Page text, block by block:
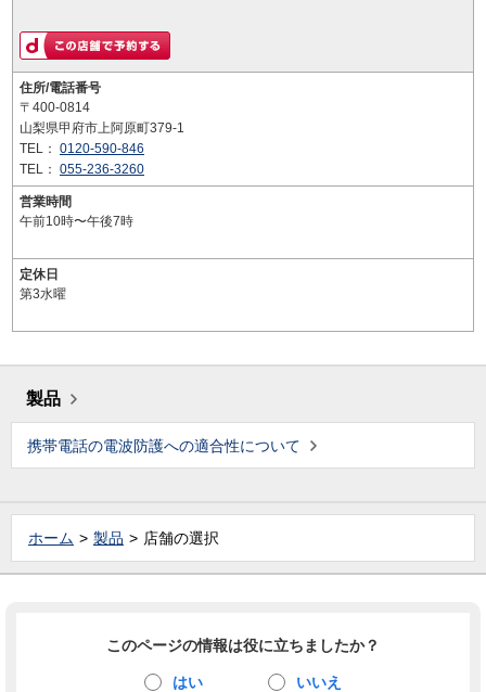
住所/電話番号
〒400-0814
山梨県甲府市上阿原町379-1
TEL： 0120-590-846
TEL： 055-236-3260
営業時間
午前10時〜午後7時
定休日
第3水曜
製品
携帯電話の電波防護への適合性について
ホーム 製品 店舗の選択
このページの情報は役に立ちましたか？
はい いいえ